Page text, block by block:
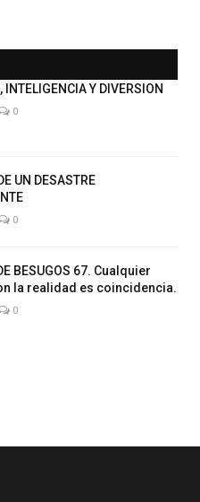
INTELIGENCIA Y DIVERSION
0
UN DESASTRE
0
BESUGOS 67. Cualquier
la realidad es coincidencia.
0